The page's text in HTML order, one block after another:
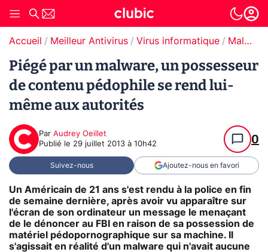
Accueil Meilleur Antivirus Virus informatique Malware / Ransomware
Piégé par un malware, un possesseur
de contenu pédophile se rend lui-
même aux autorités
Par Audrey Oeillet
Publié le 29 juillet 2013 à 10h42 0
Suivez-nous Ajoutez-nous en favori
Un Américain de 21 ans s'est rendu à la police en fin
de semaine dernière, après avoir vu apparaître sur
l'écran de son ordinateur un message le menaçant
de le dénoncer au FBI en raison de sa possession de
matériel pédopornographique sur sa machine. Il
s'agissait en réalité d'un malware qui n'avait aucune